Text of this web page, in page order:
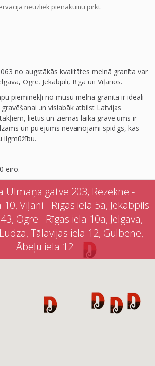
neuzliek pienākumu pirkt.
no augstākās kvalitātes melnā granīta var
Ogrē, Jēkabpilī, Rīgā un Viļānos.
pieminekļi no mūsu melnā granīta ir ideāli
un vislabāk atbilst Latvijas
lietus un ziemas laikā gravējums ir
un pulējums nevainojami spīdīgs, kas
ilgmūžību.
eiro.
Ulmaņa gatve 203, Rēzekne -
Viļāni - Rīgas iela 5a, Jēkabpils
Ogre - Rīgas iela 10a, Jelgava,
Tālavijas iela 12, Gulbene,
Ābeļu iela 12